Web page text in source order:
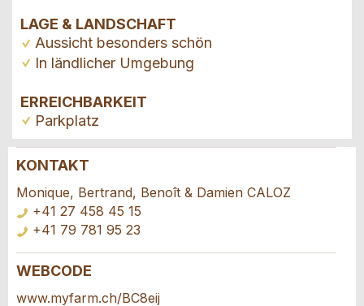
LAGE & LANDSCHAFT
Aussicht besonders schön
In ländlicher Umgebung
ERREICHBARKEIT
Parkplatz
Anzeige beanstanden
Ihr Feedback wird sehr geschätzt!
Allgemeines Feedback
Anzeige nicht mehr gültig
Anzeige weiterempfehlen
Empfehlen Sie diese Anzeige an Freunde weiter.
KONTAKT
Monique, Bertrand, Benoît & Damien CALOZ
+41 27 458 45 15
+41 79 781 95 23
Buchungsanfrage
WEBCODE
www.myfarm.ch/BC8eij